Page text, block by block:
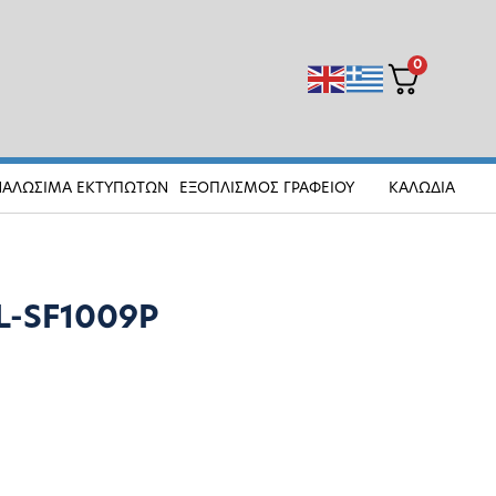
0
ΕΚΤΥΠΩΤΩΝ ΕΞΟΠΛΙΣΜΟΣ ΓΡΑΦΕΙΟΥ ΚΑΛΩΔΙΑ
SF1009P